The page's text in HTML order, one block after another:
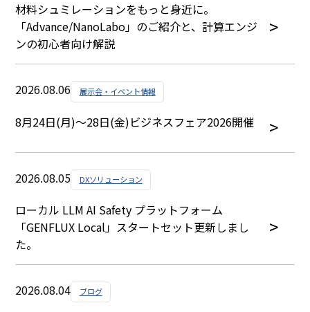
材料シュミレーションをもっと身近に。
「Advance/NanoLabo」のご紹介と、計算エンジ
ンの初心者向け解説
2026.08.06 展示会・イベント情報
8月24日(月)～28日(金)ビジネスフェア2026開催
2026.08.05 DXソリューション
ローカル LLM AI Safety プラットフォーム
「GENFLUX Local」スタートセット更新しまし
た。
2026.08.04 ブログ